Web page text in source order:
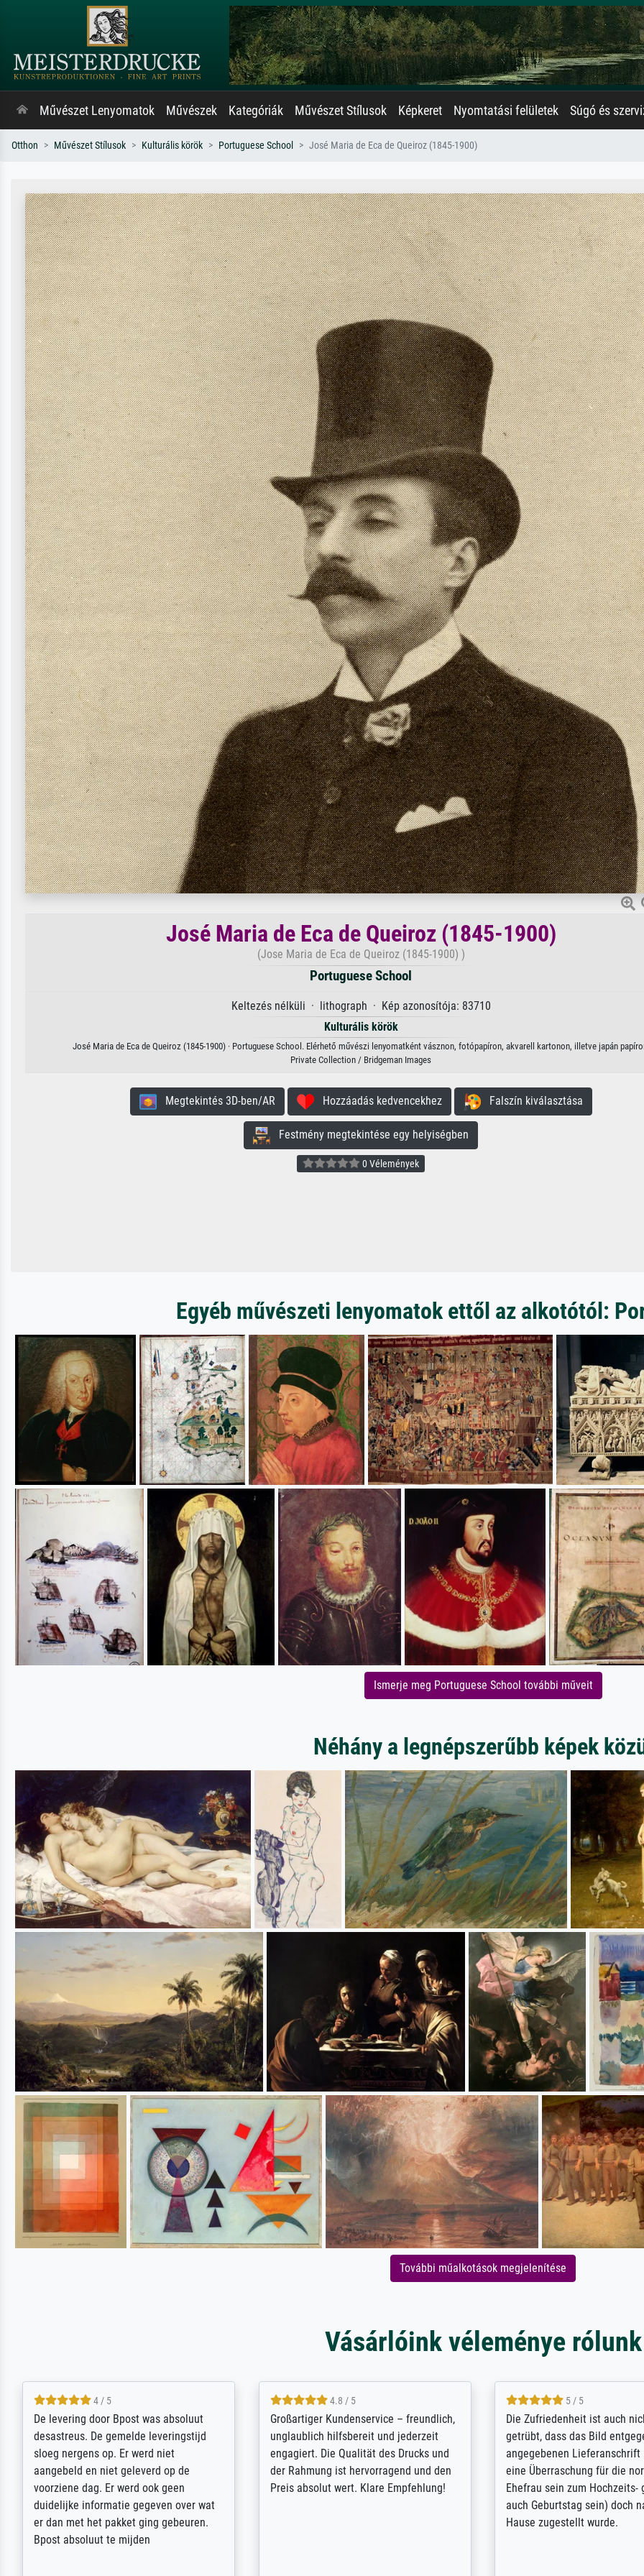
Művészet Lenyomatok Művészek Kategóriák Művészet Stílusok Képkeret Nyomtatási felületek Súgó és
Otthon Művészet Stílusok Kulturális körök Portuguese School José Maria de Eca de Queiroz (1845-1900)
José Maria de Eca de Queiroz (1845-1900)
(Jose Maria de Eca de Queiroz (1845-1900) )
Portuguese School
Keltezés nélküli · lithograph · Kép azonosítója: 83710
Kulturális körök
José Maria de Eca de Queiroz (1845-1900) · Portuguese School. Elérhető művészi lenyomatként vásznon, fotópapíron, akvarell kartonon, illetve japán
Private Collection / Bridgeman Images
Megtekintés 3D-ben/AR Hozzáadás kedvencekhez Falszín kiválasztása
Festmény megtekintése egy helyiségben
0 Vélemények
Egyéb művészeti lenyomatok ettől az alkotótól:
Ismerje meg Portuguese School további műveit
Néhány a legnépszerűbb képek
További műalkotások megjelenítése
Vásárlóink véleménye rólunk
5 / 5
Sehr gute Qualität des Leinwanddrucks
und des Rahmens! Unser Bild wurde
sehr sorgfältig und sicher verpackt, so
dass es unbeschadet bei uns ankam. Es
wird nicht unser letzter Meisterdruck
sein. Vielen Dank!
5 / 5
Für ein Erinnerungsbuch mit der
Feldpost meines Großvaters aus dem 1.
Weltkrieg benötigte ich ein
ausdrucksvolles Bild. Das habe ich bei
Ihnen gefunden. Bei der Auswahl der
4.8 / 5
Hervorragende Qualität.
vieles anpassen lassen, wie
Randentfernung, Farbe,
Kontrast und Weiteres. Sehr
Kontaktperson per Mail. Das
Kunstdruck) wurde sehr gut
sehr starke Papprolle mit